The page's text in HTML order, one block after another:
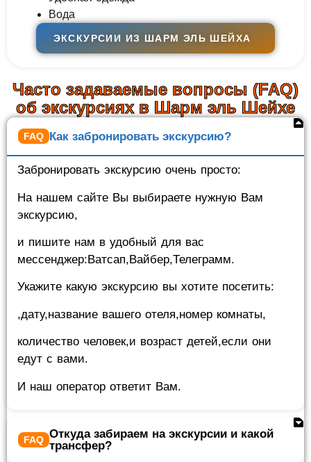
Вода
ЭКСКУРСИИ ИЗ ШАРМ ЭЛЬ ШЕЙХА
Часто задаваемые вопросы (FAQ)
об экскурсиях в Шарм эль Шейхе
Как забронировать экскурсию?
Забронировать экскурсию очень просто:
На нашем сайте Вы выбираете нужную Вам
экскурсию,
и пишите нам в удобный для вас
мессенджер:Ватсап,Вайбер,Телеграмм.
Укажите какую экскурсию вы хотите посетить:
,дату,название вашего отеля,номер комнаты,
количество человек,и возраст детей,если они
едут с вами.
И наш оператор ответит Вам.
Откуда забираем на экскурсии и какой
трансфер?